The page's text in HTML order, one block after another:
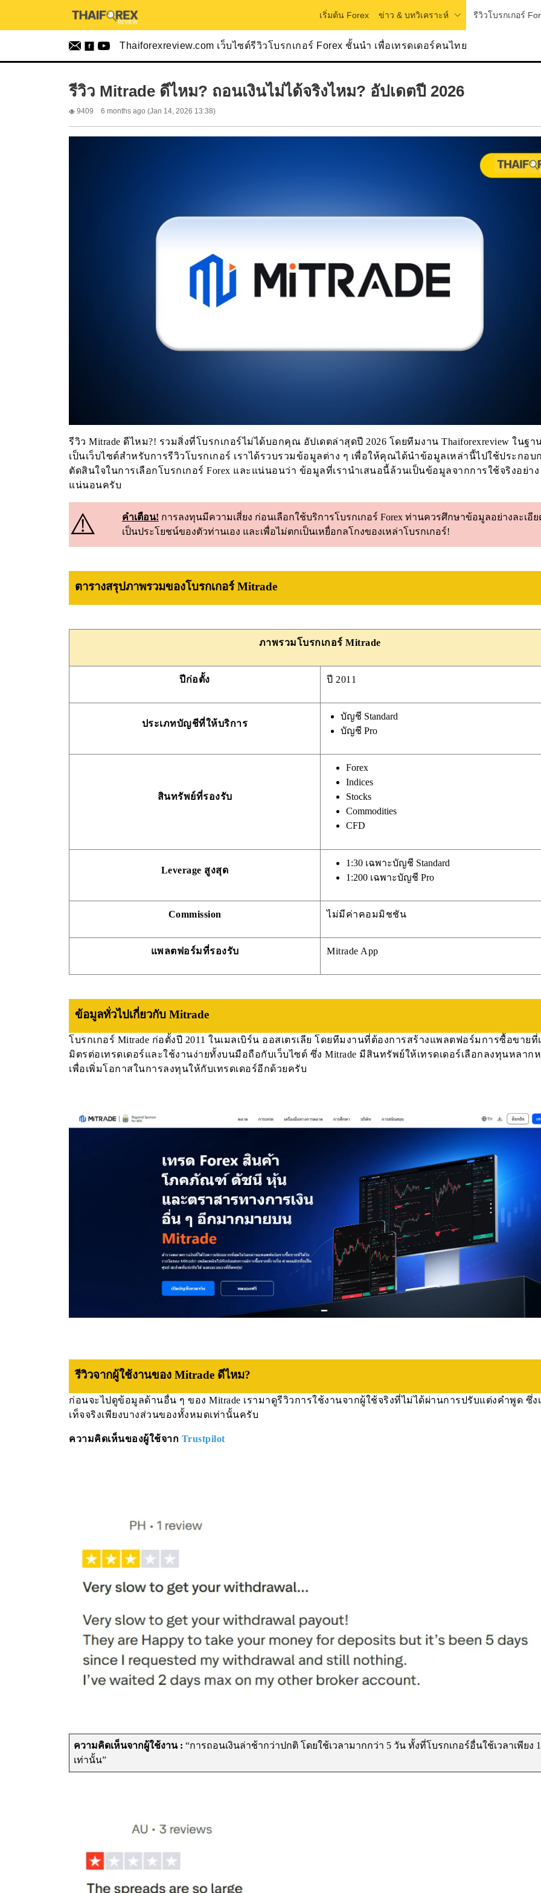
เริ่มต้น Forex ข่าว & บทวิเคราะห์ รีวิวโบรกเกอร์
Thaiforexreview.com เว็บไซต์รีวิวโบรกเกอร์ Forex ชั้นนำ เพื่อเทรดเดอร์คนไทย
รีวิว Mitrade ดีไหม? ถอนเงินไม่ได้จริงไหม? อัปเดตปี 2026
9409 6 months ago (Jan 14, 2026 13:38)
รีวิว Mitrade ดีไหม?! รวมสิ่งที่โบรกเกอร์ไม่ได้บอกคุณ อัปเดตล่าสุดปี 2026 โดยทีมงาน Thaiforexreview ในฐา
เป็นเว็บไซต์สำหรับการรีวิวโบรกเกอร์ เราได้รวบรวมข้อมูลต่าง ๆ เพื่อให้คุณได้นำข้อมูลเหล่านี้ไปใช้ประกอบ
ตัดสินใจในการเลือกโบรกเกอร์ Forex และแน่นอนว่า ข้อมูลที่เรานำเสนอนี้ล้วนเป็นข้อมูลจากการใช้จริงอย่าง
แน่นอนครับ
⚠️ คำเตือน! การลงทุนมีความเสี่ยง ก่อนเลือกใช้บริการโบรกเกอร์ Forex ท่านควรศึกษาข้อมูลอย่างละเอีย
เป็นประโยชน์ของตัวท่านเอง และเพื่อไม่ตกเป็นเหยื่อกลโกงของเหล่าโบรกเกอร์!
ตารางสรุปภาพรวมของโบรกเกอร์ Mitrade
ภาพรวมโบรกเกอร์ Mitrade
ปีก่อตั้ง ปี 2011
ประเภทบัญชีที่ให้บริการ
บัญชี Standard
บัญชี Pro
สินทรัพย์ที่รองรับ
Forex
Indices
Stocks
Commodities
CFD
Leverage สูงสุด
1:30 เฉพาะบัญชี Standard
1:200 เฉพาะบัญชี Pro
Commission ไม่มีค่าคอมมิชชัน
แพลตฟอร์มที่รองรับ Mitrade App
ข้อมูลทั่วไปเกี่ยวกับ Mitrade
โบรกเกอร์ Mitrade ก่อตั้งปี 2011 ในเมลเบิร์น ออสเตรเลีย โดยทีมงานที่ต้องการสร้างแพลตฟอร์มการซื้อขายที่
มิตรต่อเทรดเดอร์และใช้งานง่ายทั้งบนมือถือกับเว็บไซต์ ซึ่ง Mitrade มีสินทรัพย์ให้เทรดเดอร์เลือกลงทุนหลาก
เพื่อเพิ่มโอกาสในการลงทุนให้กับเทรดเดอร์อีกด้วยครับ
รีวิวจากผู้ใช้งานของ Mitrade ดีไหม?
ก่อนจะไปดูข้อมูลด้านอื่น ๆ ของ Mitrade เรามาดูรีวิวการใช้งานจากผู้ใช้จริงที่ไม่ได้ผ่านการปรับแต่งคำพูด ซึ่ง
เท็จจริงเพียงบางส่วนของทั้งหมดเท่านั้นครับ
ความคิดเห็นของผู้ใช้จาก Trustpilot
ความคิดเห็นจากผู้ใช้งาน : “การถอนเงินล่าช้ากว่าปกติ โดยใช้เวลามากกว่า 5 วัน ทั้งที่โบรกเกอร์อื่นใช้เวลาเพียง
เท่านั้น”